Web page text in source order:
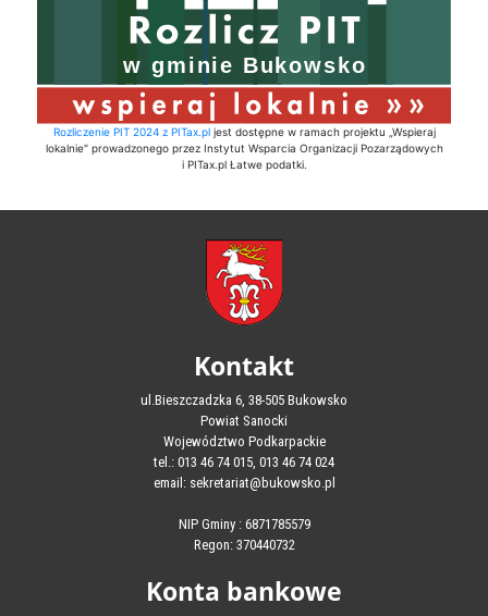
Rozliczenie PIT 2024 z PITax.pljest dostępne w ramach projektu „Wspieraj
lokalnie" prowadzonego przez Instytut Wsparcia Organizacji Pozarządowych
i PITax.pl Łatwe podatki.
Kontakt
ul.Bieszczadzka 6, 38-505 Bukowsko
Powiat Sanocki
Województwo Podkarpackie
tel.: 013 46 74 015, 013 46 74 024
email: sekretariat@bukowsko.pl
NIP Gminy : 6871785579
Regon: 370440732
Konta bankowe